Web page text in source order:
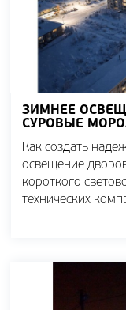
ЗИМНЕЕ
СУРОВЫЕ
Как создать
освещение
короткого
технических